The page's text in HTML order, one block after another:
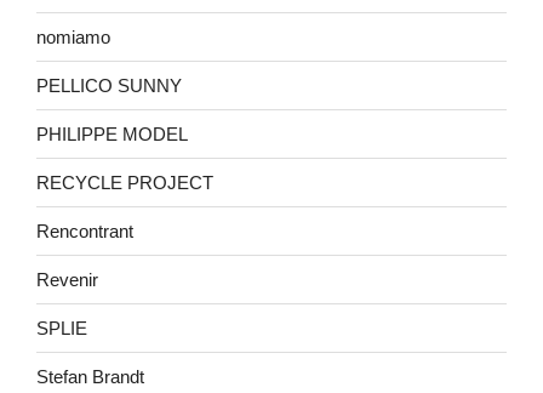
nomiamo
PELLICO SUNNY
PHILIPPE MODEL
RECYCLE PROJECT
Rencontrant
Revenir
SPLIE
Stefan Brandt